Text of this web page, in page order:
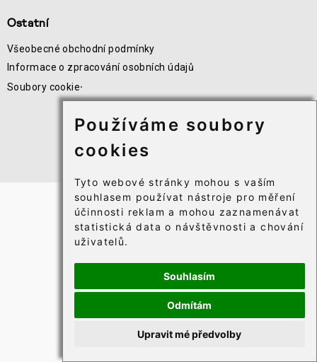
Používáme soubory
cookies
Tyto webové stránky mohou s vaším
souhlasem používat nástroje pro měření
účinnosti reklam a mohou zaznamenávat
statistická data o návštěvnosti a chování
uživatelů.
Souhlasím
Odmítám
Upravit mé předvolby
Ostatní
Všeobecné obchodní podmínky
Informace o zpracování osobních údajů
Soubory cookie⸱